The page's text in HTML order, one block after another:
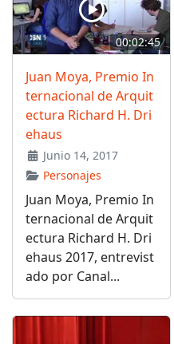
00:02:45
Juan Moya, Premio In
ternacional de Arquit
ectura Richard H. Dri
ehaus
Junio 14, 2017
Personajes
Juan Moya, Premio In
ternacional de Arquit
ectura Richard H. Dri
ehaus 2017, entrevist
ado por Canal...